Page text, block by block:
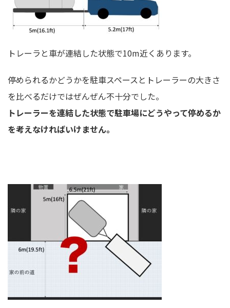
トレーラと車が連結した状態で10m近くあります。
停められるかどうかを駐車スペースとトレーラーの大きさ
を比べるだけではぜんぜん不十分でした。
トレーラーを連結した状態で駐車場にどうやって停めるか
を考えなければいけません。